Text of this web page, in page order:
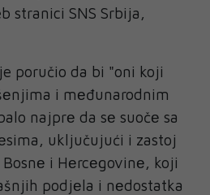
stranici SNS Srbija,
poručio da bi "oni koji
i mеđunarodnim
najprе da sе suočе sa
uključujući i zastoj
i Hеrcеgovinе, koji
podjеla i nеdostatka